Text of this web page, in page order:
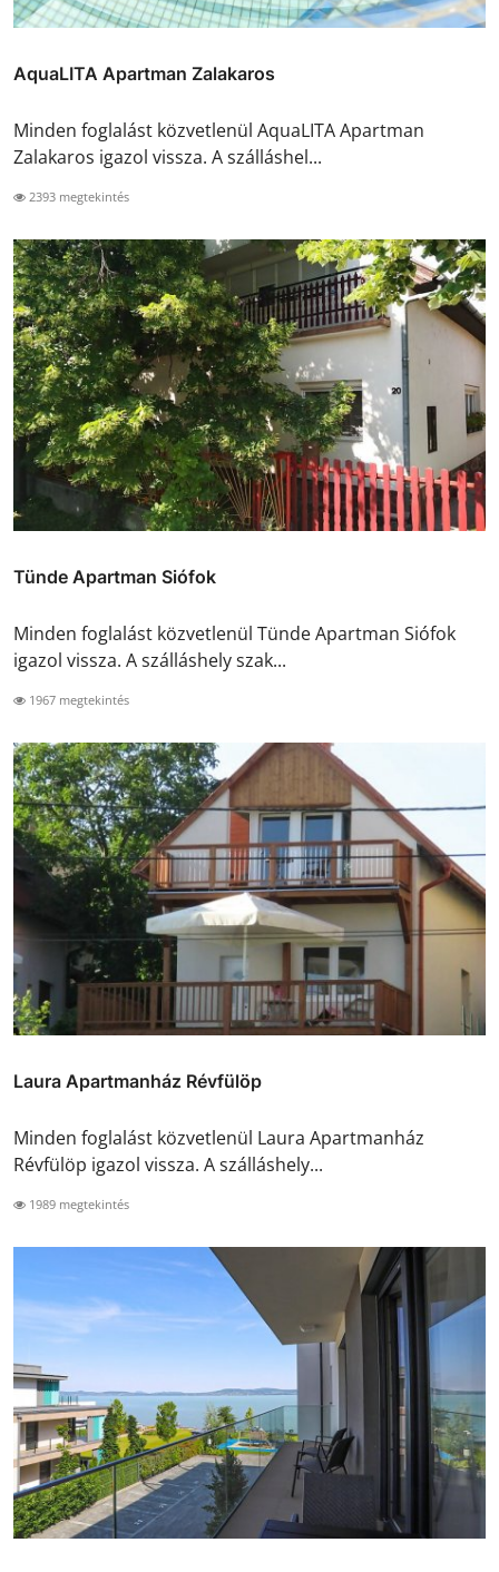
AquaLITA Apartman Zalakaros
Minden foglalást közvetlenül AquaLITA Apartman
Zalakaros igazol vissza. A szálláshel...
2393 megtekintés
Tünde Apartman Siófok
Minden foglalást közvetlenül Tünde Apartman Siófok
igazol vissza. A szálláshely szak...
1967 megtekintés
Laura Apartmanház Révfülöp
Minden foglalást közvetlenül Laura Apartmanház
Révfülöp igazol vissza. A szálláshely...
1989 megtekintés